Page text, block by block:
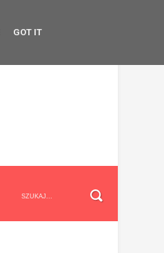
GOT IT